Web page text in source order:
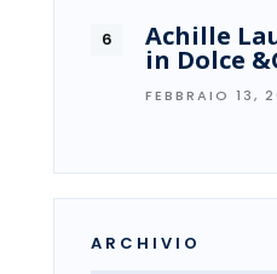
Achille
in Dolce
FEBBRAIO 13,
ARCHIVIO